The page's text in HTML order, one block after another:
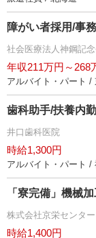
障がい者採用/事
社会医療法人神鋼記
年収211万円～268
アルバイト・パート /
歯科助手/扶養内
井口歯科医院
時給1,300円
アルバイト・パート /
「寮完備」機械
株式会社京栄センター
時給1,400円